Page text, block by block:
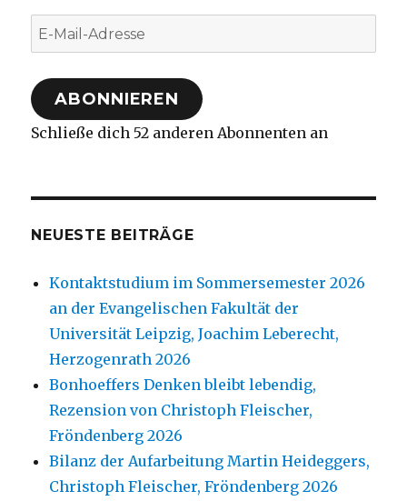
E-
Mail-
Adresse
ABONNIEREN
Schließe dich 52 anderen Abonnenten an
NEUESTE BEITRÄGE
Kontaktstudium im Sommersemester 2026
an der Evangelischen Fakultät der
Universität Leipzig, Joachim Leberecht,
Herzogenrath 2026
Bonhoeffers Denken bleibt lebendig,
Rezension von Christoph Fleischer,
Fröndenberg 2026
Bilanz der Aufarbeitung Martin Heideggers,
Christoph Fleischer, Fröndenberg 2026